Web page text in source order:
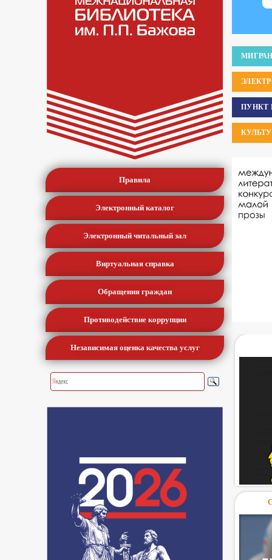
Правила
Электронный каталог
Электронный читальный зал
Виртуальная справка
Обращения граждан
Противодействие коррупции
Независимая оценка качества услуг
ПУНКТ